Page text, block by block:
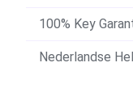
100% Key
Nederlandse